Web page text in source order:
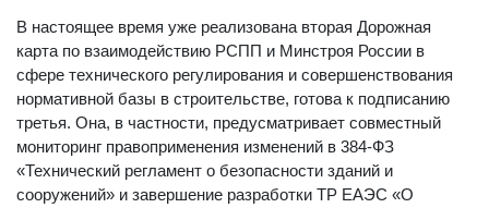
В настоящее время уже реализована вторая Дорожная
карта по взаимодействию РСПП и Минстроя России в
сфере технического регулирования и совершенствования
нормативной базы в строительстве, готова к подписанию
третья. Она, в частности, предусматривает совместный
мониторинг правоприменения изменений в 384-ФЗ
«Технический регламент о безопасности зданий и
сооружений» и завершение разработки ТР ЕАЭС «О